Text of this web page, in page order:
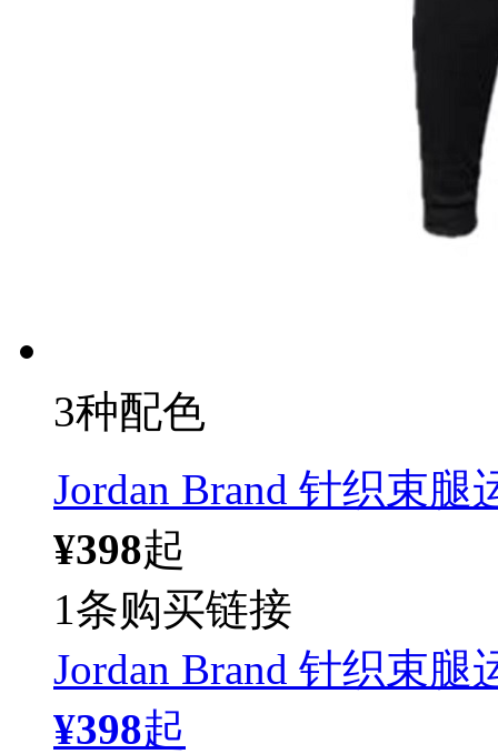
3种配色
Jordan Brand 针织束腿
¥398起
1条购买链接
Jordan Brand 针织束腿
¥398起